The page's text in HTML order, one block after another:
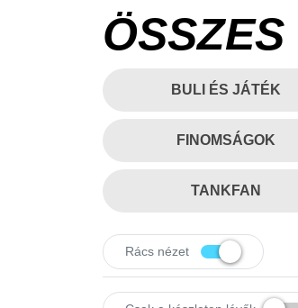
ÖSSZES
BULI ÉS JÁTÉK
FINOMSÁGOK
TANKFAN
Rács nézet